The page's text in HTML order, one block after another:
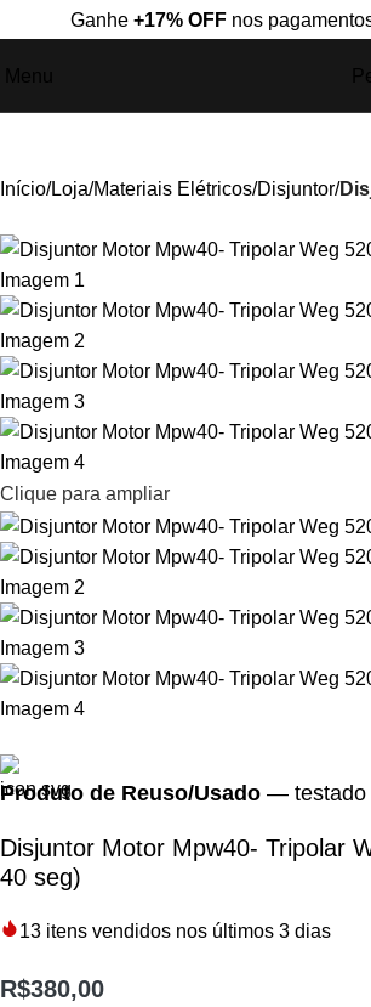
Ganhe +17% OFF nos
Início Loja Materiais Elétricos Disjuntor
Clique para ampliar
Produto de Reuso/Usado — testado
Disjuntor Motor Mpw40- Tripolar
40 seg)
13 itens vendidos nos últimos 3 dias
R$380,00